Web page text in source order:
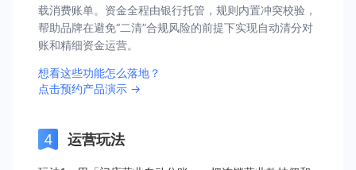
载消费账单。资金全程由银行托管，规则内置冲突校验，
帮助品牌在避免“二清”合规风险的前提下实现自动清分对
账和精细资金运营。
想看这些功能怎么落地？
点击预约产品演示 →
运营玩法